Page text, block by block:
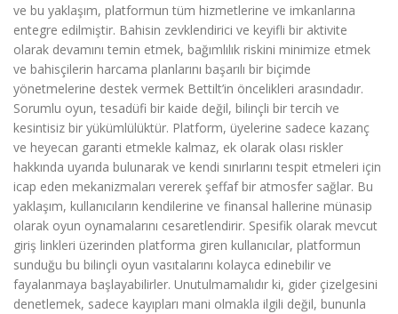
ve bu yaklaşım, platformun tüm hizmetlerine ve imkanlarına
entegre edilmiştir. Bahisin zevklendirici ve keyifli bir aktivite
olarak devamını temin etmek, bağımlılık riskini minimize etmek
ve bahisçilerin harcama planlarını başarılı bir biçimde
yönetmelerine destek vermek Bettilt’in öncelikleri arasındadır.
Sorumlu oyun, tesadüfi bir kaide değil, bilinçli bir tercih ve
kesintisiz bir yükümlülüktür. Platform, üyelerine sadece kazanç
ve heyecan garanti etmekle kalmaz, ek olarak olası riskler
hakkında uyarıda bulunarak ve kendi sınırlarını tespit etmeleri için
icap eden mekanizmaları vererek şeffaf bir atmosfer sağlar. Bu
yaklaşım, kullanıcıların kendilerine ve finansal hallerine münasip
olarak oyun oynamalarını cesaretlendirir. Spesifik olarak mevcut
giriş linkleri üzerinden platforma giren kullanıcılar, platformun
sunduğu bu bilinçli oyun vasıtalarını kolayca edinebilir ve
fayalanmaya başlayabilirler. Unutulmamalıdır ki, gider çizelgesini
denetlemek, sadece kayıpları mani olmakla ilgili değil, bununla